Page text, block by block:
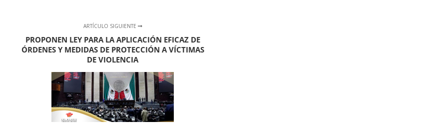
ARTÍCULO SIGUIENTE
PROPONEN LEY PARA LA APLICACIÓN EFICAZ DE
ÓRDENES Y MEDIDAS DE PROTECCIÓN A VÍCTIMAS
DE VIOLENCIA